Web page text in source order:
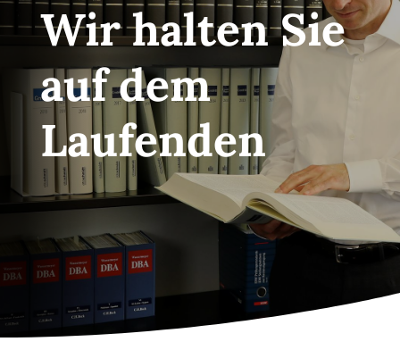
Wir halten Sie
auf dem
Laufenden